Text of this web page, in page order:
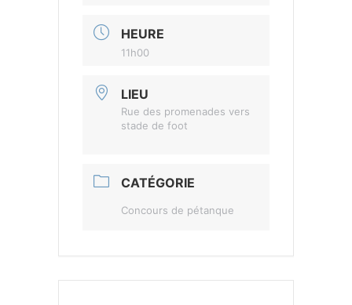
HEURE
11h00
LIEU
Rue des promenades vers
stade de foot
CATÉGORIE
Concours de pétanque